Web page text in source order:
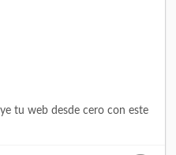
tu web desde cero con este